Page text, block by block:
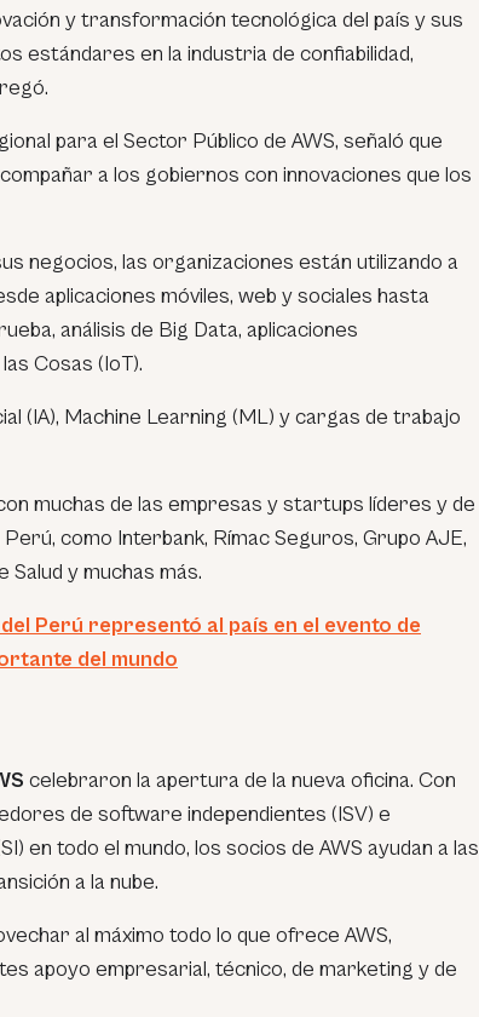
y transformación tecnológica del país y sus
estándares en la industria de confiabilidad,
para el Sector Público de AWS, señaló que
a los gobiernos con innovaciones que los
negocios, las organizaciones están utilizando a
aplicaciones móviles, web y sociales hasta
análisis de Big Data, aplicaciones
Cosas (IoT).
(IA), Machine Learning (ML) y cargas de trabajo
muchas de las empresas y startups líderes y de
como Interbank, Rímac Seguros, Grupo AJE,
Salud y muchas más.
del Perú representó al país en el evento de
del mundo
celebraron la apertura de la nueva oficina. Con
de software independientes (ISV) e
en todo el mundo, los socios de AWS ayudan a las
a la nube.
al máximo todo lo que ofrece AWS,
apoyo empresarial, técnico, de marketing y de